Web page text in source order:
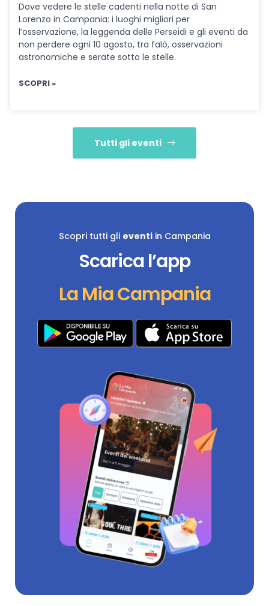
Dove vedere le stelle cadenti nella notte di San
Lorenzo in Campania: i luoghi migliori per
l’osservazione, la leggenda delle Perseidi e gli eventi da
non perdere ogni 10 agosto, tra falò, osservazioni
astronomiche e serate sotto le stelle.
SCOPRI »
Tutti gli eventi
Scopri tutti gli eventiin Campania
Scarica l’app
La Mia Campania